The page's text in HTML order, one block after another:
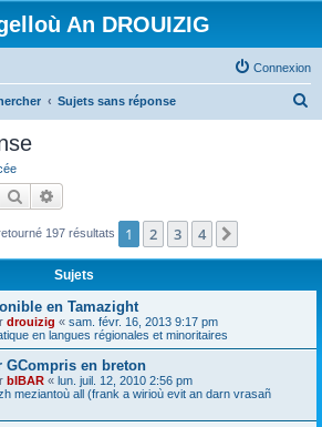
An DROUIZIG
Connexion
Sujets sans réponse
c
Rechercher
197 résultats 1 2 3 4
Sujets
en Tamazight
drouizig « sam. févr. 16, 2013 9:17 pm
en langues régionales et minoritaires
GCompris en breton
bIBAR « lun. juil. 12, 2010 2:56 pm
meziantoù all (frank a wirioù evit an darn vrasañ